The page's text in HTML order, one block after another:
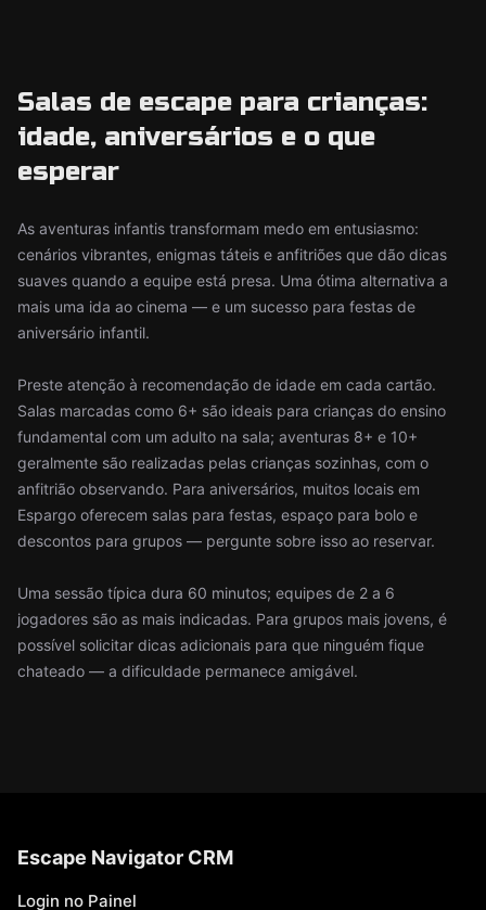
Salas de escape para crianças:
idade, aniversários e o que
esperar
As aventuras infantis transformam medo em entusiasmo:
cenários vibrantes, enigmas táteis e anfitriões que dão dicas
suaves quando a equipe está presa. Uma ótima alternativa a
mais uma ida ao cinema — e um sucesso para festas de
aniversário infantil.
Preste atenção à recomendação de idade em cada cartão.
Salas marcadas como 6+ são ideais para crianças do ensino
fundamental com um adulto na sala; aventuras 8+ e 10+
geralmente são realizadas pelas crianças sozinhas, com o
anfitrião observando. Para aniversários, muitos locais em
Espargo oferecem salas para festas, espaço para bolo e
descontos para grupos — pergunte sobre isso ao reservar.
Uma sessão típica dura 60 minutos; equipes de 2 a 6
jogadores são as mais indicadas. Para grupos mais jovens, é
possível solicitar dicas adicionais para que ninguém fique
chateado — a dificuldade permanece amigável.
Escape Navigator CRM
Login no Painel